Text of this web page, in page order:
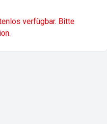
verfügbar. Bitte